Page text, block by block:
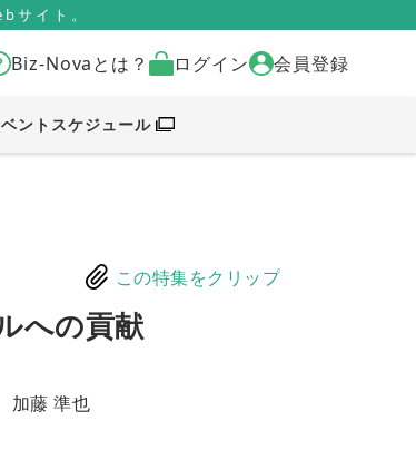
サイト。
Biz-Novaとは？ ログイン 会員登録
ントスケジュール
この特集をクリップ
への貢献
加藤 準也